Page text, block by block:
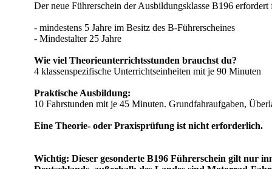
Der neue Führerschein der Ausbildungsklasse B196 erfordert
- mindestens 5 Jahre im Besitz des B-Führerscheines
- Mindestalter 25 Jahre
Wie viel Theorieunterrichtsstunden brauchst du?
4 klassenspezifische Unterrichtseinheiten mit je 90 Minuten
Praktische Ausbildung:
10 Fahrstunden mit je 45 Minuten. Grundfahraufgaben,
Eine Theorie- oder Praxisprüfung ist nicht erforderlich.
Wichtig: Dieser gesonderte B196 Führerschein gilt nur